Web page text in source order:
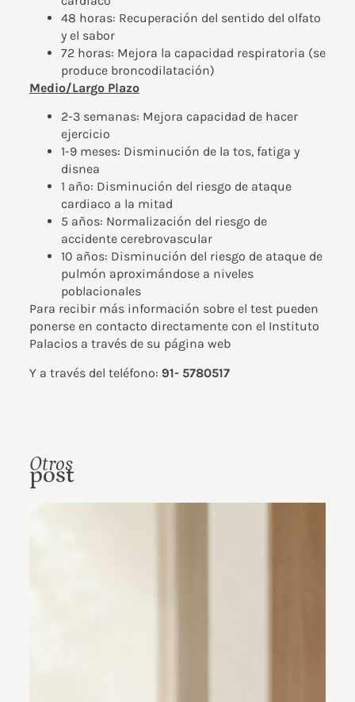
48 horas: Recuperación del sentido del olfato
y el sabor
72 horas: Mejora la capacidad respiratoria (se
produce broncodilatación)
Medio/Largo Plazo
2-3 semanas: Mejora capacidad de hacer
ejercicio
1-9 meses: Disminución de la tos, fatiga y
disnea
1 año: Disminución del riesgo de ataque
cardiaco a la mitad
5 años: Normalización del riesgo de
accidente cerebrovascular
10 años: Disminución del riesgo de ataque de
pulmón aproximándose a niveles
poblacionales
Para recibir más información sobre el test pueden
ponerse en contacto directamente con el Instituto
Palacios a través de su página web
Y a través del teléfono: 91- 5780517
Otros
post